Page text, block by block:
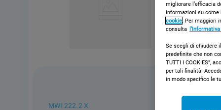
MWI 222.2 X
migliorare l’efficacia
informazioni su come
cookie. Per maggiori
consulta
Se scegli di chiudere
predefinite che non
TUTTI I COOKIES",
per tali finalità.
in modo specifico le